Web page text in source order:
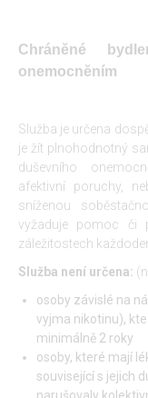
Chráněné
onemocněním
Služba je určena
je žít plnohodnotný
duševního
afektivní poruchy,
sníženou
vyžaduje pomoc či
záležitostech
Služba není určena:
osoby závislé na
vyjma nikotinu),
minimálně 2 roky
osoby, které mají
související s jejich